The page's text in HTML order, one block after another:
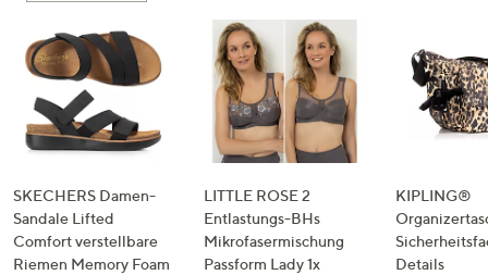
SKECHERS Damen-
Sandale Lifted
Comfort verstellbare
Riemen Memory Foam
LITTLE ROSE 2
Entlastungs-BHs
Mikrofasermischung
Passform Lady 1x
KIPLING®
Details